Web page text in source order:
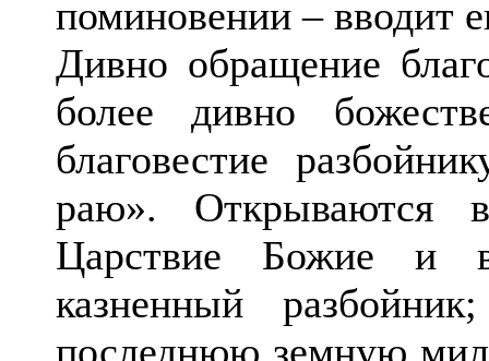
поминовении – вводит
Дивно обращение
более дивно
благовестие
раю». Открываются
Царствие Божие и в
казненный
последнюю земную